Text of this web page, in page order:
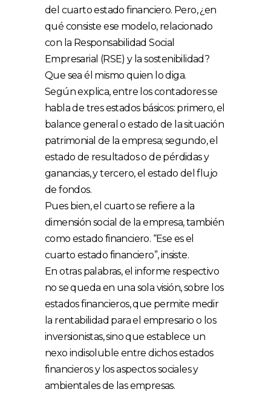
del cuarto estado financiero. Pero, ¿en
qué consiste ese modelo, relacionado
con la Responsabilidad Social
Empresarial (RSE) y la sostenibilidad?
Que sea él mismo quien lo diga.
Según explica, entre los contadores se
habla de tres estados básicos: primero, el
balance general o estado de la situación
patrimonial de la empresa; segundo, el
estado de resultados o de pérdidas y
ganancias, y tercero, el estado del flujo
de fondos.
Pues bien, el cuarto se refiere a la
dimensión social de la empresa, también
como estado financiero. “Ese es el
cuarto estado financiero”, insiste.
En otras palabras, el informe respectivo
no se queda en una sola visión, sobre los
estados financieros, que permite medir
la rentabilidad para el empresario o los
inversionistas, sino que establece un
nexo indisoluble entre dichos estados
financieros y los aspectos sociales y
ambientales de las empresas.